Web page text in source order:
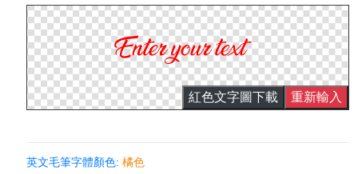
紅色文字圖下載 重新輸入
英文毛筆字體顏色:橘色